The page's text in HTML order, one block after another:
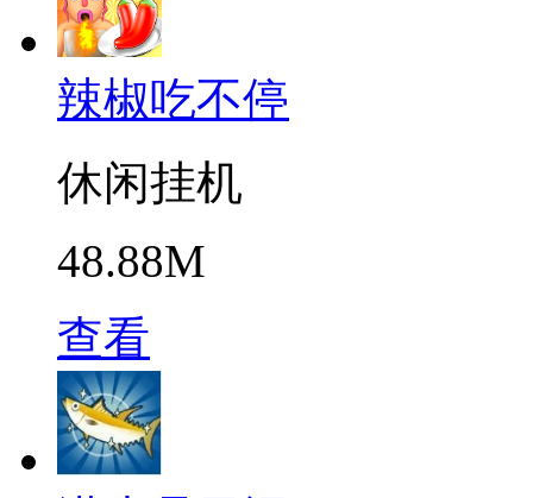
辣椒吃不停
休闲挂机
48.88M
查看